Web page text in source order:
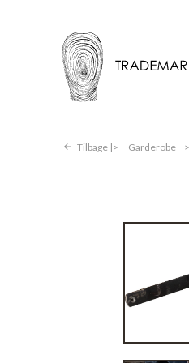
Tilbage | Garderobe >